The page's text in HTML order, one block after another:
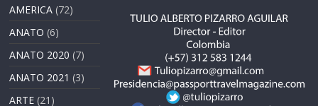
AMERICA (72)
ANATO (6)
ANATO 2020 (7)
ANATO 2021 (3)
ARTE (21)